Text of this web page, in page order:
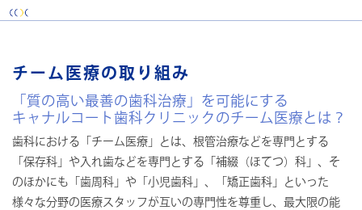
チーム医療の取り組み
「質の高い最善の歯科治療」を可能にする
キャナルコート歯科クリニックのチーム医療とは？
歯科における「チーム医療」とは、根管治療などを専門とする
「保存科」や入れ歯などを専門とする「補綴（ほてつ）科」、そ
のほかにも「歯周科」や「小児歯科」、「矯正歯科」といった
様々な分野の医療スタッフが互いの専門性を尊重し、最大限の能